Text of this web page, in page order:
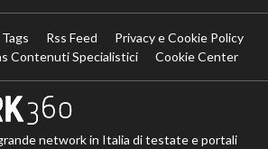
Tags Rss Feed
Privacy e Cookie Policy
Contenuti Specialistici
Cookie Center
network in Italia di testate e portali